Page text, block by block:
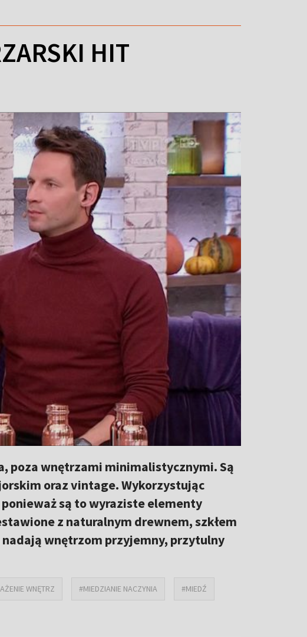
HIT
poza wnętrzami minimalistycznymi. Są
oraz vintage. Wykorzystując
są to wyraziste elementy
z naturalnym drewnem, szkłem
wnętrzom przyjemny, przytulny
WNĘTRZ #MIEDZIANIE NACZYNIA #MIEDŹ